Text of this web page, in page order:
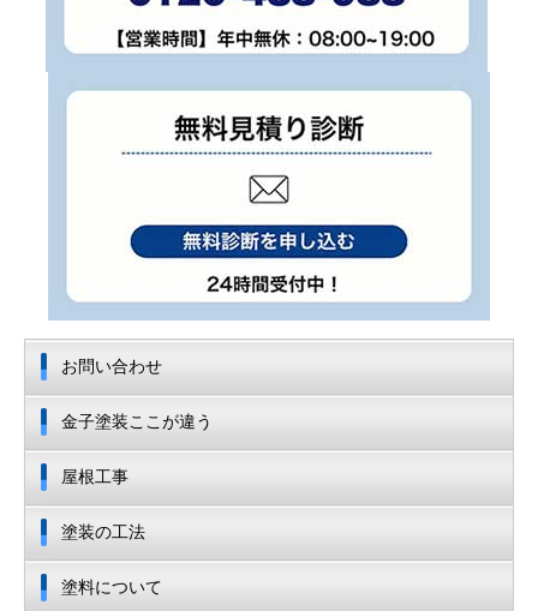
お問い合わせ
金子塗装ここが違う
屋根工事
塗装の工法
塗料について